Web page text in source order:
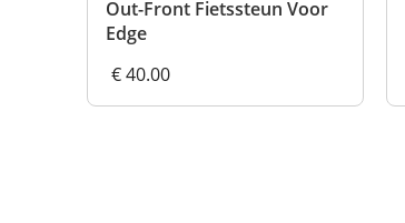
Out-Front Fietssteun Voor
Edge
€ 40.00